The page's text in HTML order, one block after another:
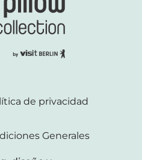
de privacidad
Generales